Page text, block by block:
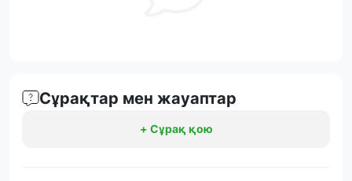
Сұрақтар мен жауаптар
+ Сұрақ қою